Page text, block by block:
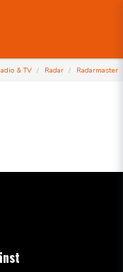
& TV Radar Radarmaster